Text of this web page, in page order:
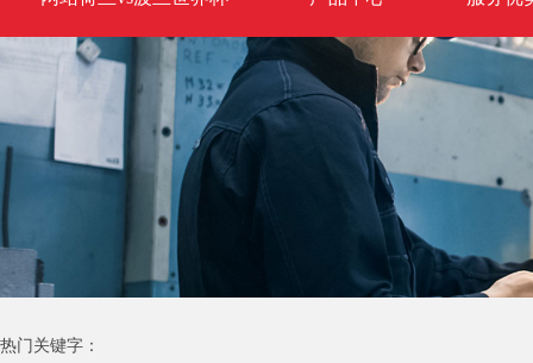
荷兰vs波兰世界杯
热门关键字：